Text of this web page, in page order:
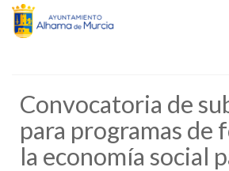
Convocatoria de
para programas de
la economía social